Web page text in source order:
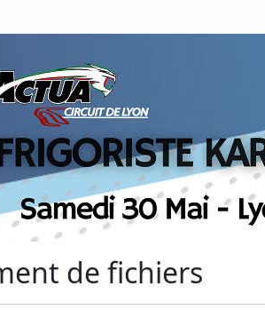
de fichiers